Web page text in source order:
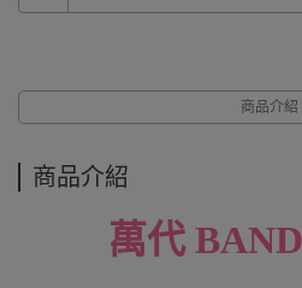
商品介紹
商品介紹
萬代